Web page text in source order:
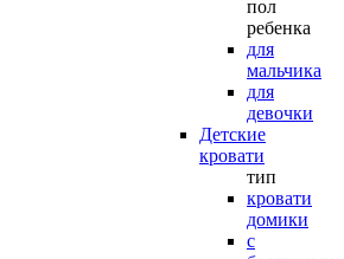
пол
ребенка
для
мальчика
для
девочки
Детские
кровати
тип
кровати
домики
с